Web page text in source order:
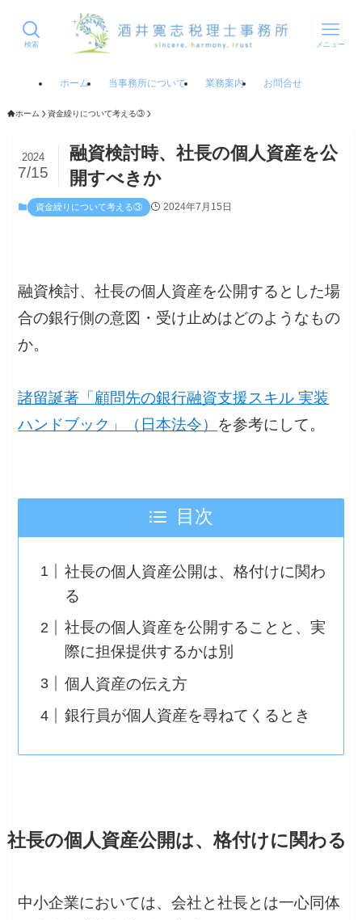
検索 メニュー
ホーム 当事務所について 業務案内 お問合せ
ホーム 資金繰りについて考える③
融資検討時、社長の個人資産を公
開すべきか
2024
7/15
資金繰りについて考える③ 2024年7月15日
融資検討、社長の個人資産を公開するとした場
合の銀行側の意図・受け止めはどのようなもの
か。
諸留誕著「顧問先の銀行融資支援スキル 実装
ハンドブック」（日本法令） を参考にして。
目次
社長の個人資産公開は、格付けに関わ
る
社長の個人資産を公開することと、実
際に担保提供するかは別
個人資産の伝え方
銀行員が個人資産を尋ねてくるとき
社長の個人資産公開は、格付けに関わる
中小企業においては、会社と社長とは一心同体